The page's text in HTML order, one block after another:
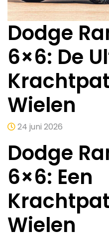
Dodge
6×6: De
Wielen
24 juni 2026
Dodge
6×6: Een
Wielen